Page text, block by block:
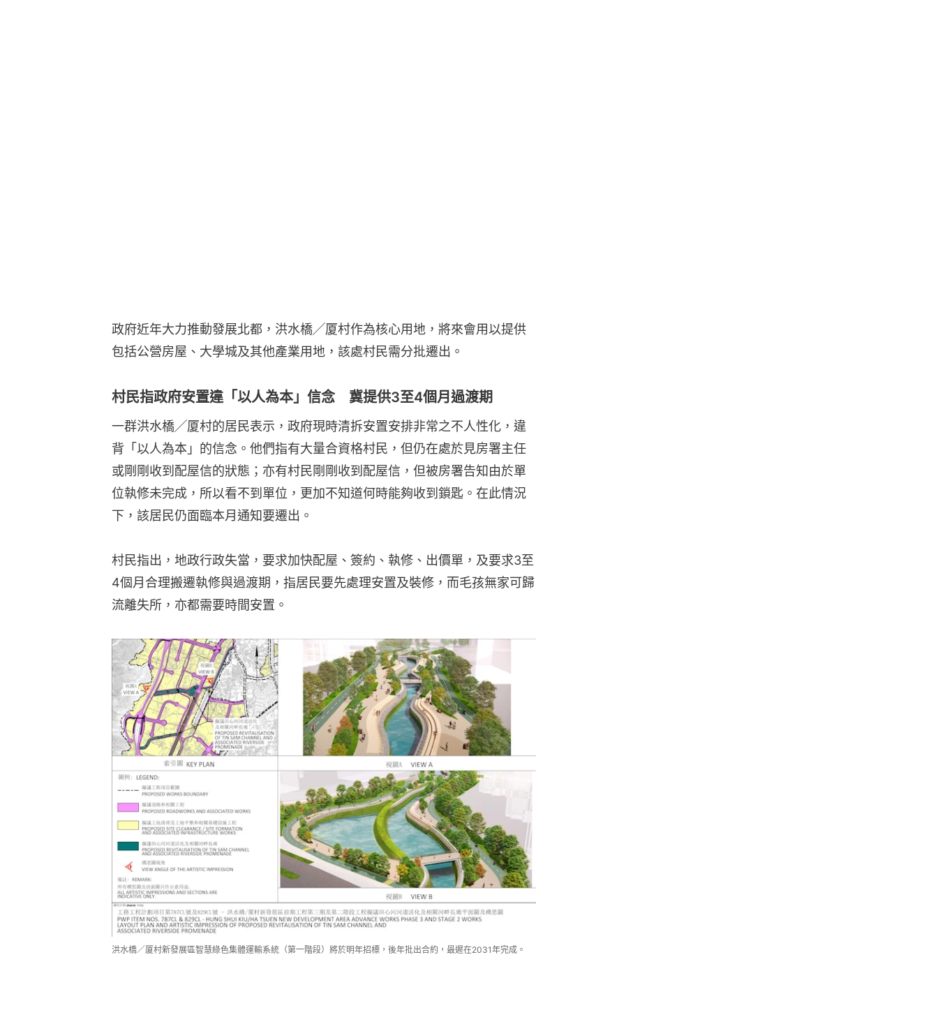
政府近年大力推動發展北都，洪水橋╱厦村作為核心用地，將來會用以提供
包括公營房屋、大學城及其他產業用地，該處村民需分批遷出。
村民指政府安置違「以人為本」信念 冀提供3至4個月過渡期
一群洪水橋╱厦村的居民表示，政府現時清拆安置安排非常之不人性化，違
背「以人為本」的信念。他們指有大量合資格村民，但仍在處於見房署主任
或剛剛收到配屋信的狀態；亦有村民剛剛收到配屋信，但被房署告知由於單
位執修未完成，所以看不到單位，更加不知道何時能夠收到鎖匙。在此情況
下，該居民仍面臨本月通知要遷出。
村民指出，地政行政失當，要求加快配屋、簽約、執修、出價單，及要求3至
4個月合理搬遷執修與過渡期，指居民要先處理安置及裝修，而毛孩無家可歸
流離失所，亦都需要時間安置。
洪水橋／厦村新發展區智慧綠色集體運輸系統（第一階段）將於明年招標，後年批出合約，最遲在2031年完成。